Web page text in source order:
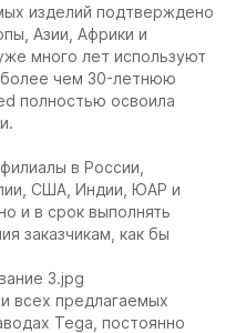
изделий подтверждено
Азии, Африки и
много лет используют
более чем 30-летнюю
полностью освоила
в России,
США, Индии, ЮАР и
и в срок выполнять
заказчикам, как бы
всех предлагаемых
Tega, постоянно